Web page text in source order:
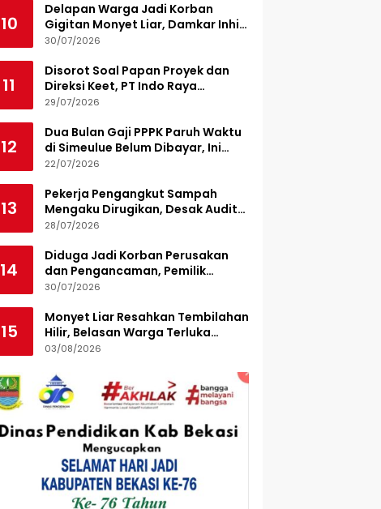
10
Delapan Warga Jadi Korban
Gigitan Monyet Liar, Damkar Inhil
Turunkan 15 Personel
30/07/2026
11
Disorot Soal Papan Proyek dan
Direksi Keet, PT Indo Raya
Kabenteng Berikan Penjelasan
29/07/2026
12
Dua Bulan Gaji PPPK Paruh Waktu
di Simeulue Belum Dibayar, Ini
Penjelasan Sekda
22/07/2026
13
Pekerja Pengangkut Sampah
Mengaku Dirugikan, Desak Audit
Pengelolaan LPS di Pekanbaru
28/07/2026
14
Diduga Jadi Korban Perusakan
dan Pengancaman, Pemilik
Armada Sampah Siapkan
30/07/2026
15
Monyet Liar Resahkan Tembilahan
Hilir, Belasan Warga Terluka
Digigit
03/08/2026